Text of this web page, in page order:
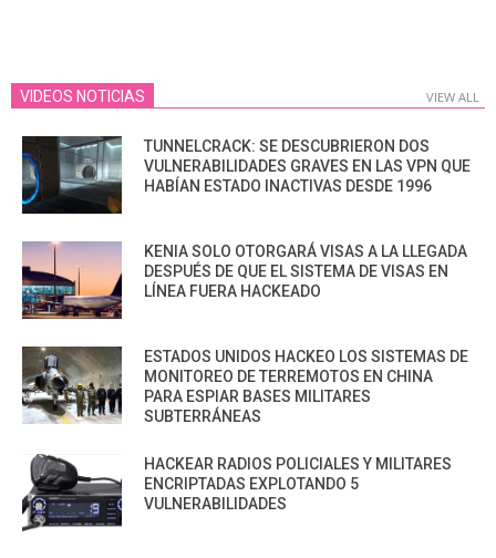
VIDEOS NOTICIAS VIEW ALL
TUNNELCRACK: SE DESCUBRIERON DOS
VULNERABILIDADES GRAVES EN LAS VPN QUE
HABÍAN ESTADO INACTIVAS DESDE 1996
KENIA SOLO OTORGARÁ VISAS A LA LLEGADA
DESPUÉS DE QUE EL SISTEMA DE VISAS EN
LÍNEA FUERA HACKEADO
ESTADOS UNIDOS HACKEO LOS SISTEMAS DE
MONITOREO DE TERREMOTOS EN CHINA
PARA ESPIAR BASES MILITARES
SUBTERRÁNEAS
HACKEAR RADIOS POLICIALES Y MILITARES
ENCRIPTADAS EXPLOTANDO 5
VULNERABILIDADES